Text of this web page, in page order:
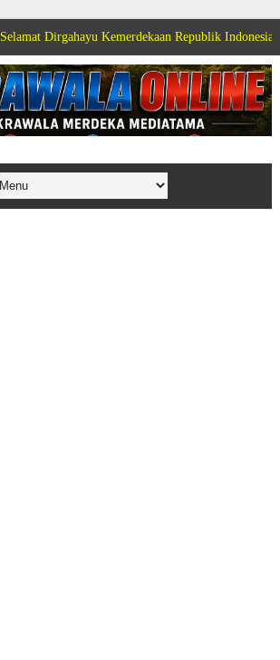
Kemerdekaan Republik Indonesia ke 81